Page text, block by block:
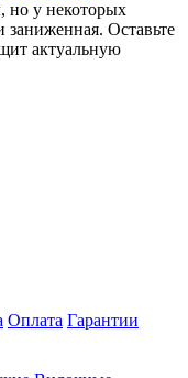
но у некоторых
заниженная. Оставьте
актуальную
Оплата Гарантии